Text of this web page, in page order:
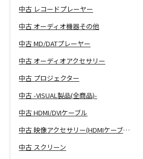
中古 レコードプレーヤー
中古 オーディオ機器その他
中古 MD/DATプレーヤー
中古 オーディオアクセサリー
中古 プロジェクター
中古 -VISUAL製品(全商品)-
中古 HDMI/DVIケーブル
中古 映像アクセサリー(HDMIケーブル等)
中古 スクリーン